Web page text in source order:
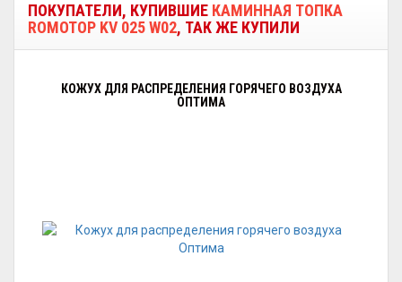
ПОКУПАТЕЛИ, КУПИВШИЕ КАМИННАЯ ТОПКА
ROMOTOP KV 025 W02, ТАК ЖЕ КУПИЛИ
КОЖУХ ДЛЯ РАСПРЕДЕЛЕНИЯ ГОРЯЧЕГО ВОЗДУХА
ОПТИМА